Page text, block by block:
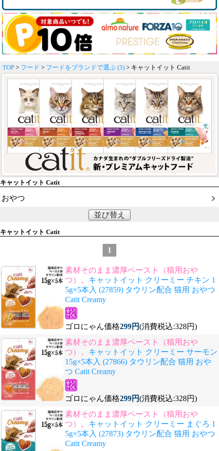
TOP > フード > フードをブランドで選ぶ (3) > キャットイット Catit
キャットイット Catit
おやつ
並び替え
キャットイット Catit
1
素材そのまま濃厚ペースト（猫用おや
つ）。 キャットイット クリーミー チキン 1
5g×5本入 (27859) タウリン配合 猫用 おやつ
Catit Creamy
ゴロにゃん価格299円(消費税込:328円)
素材そのまま濃厚ペースト（猫用おや
つ）。 キャットイット クリーミー サーモン
15g×5本入 (27866) タウリン配合 猫用 おや
つ Catit Creamy
ゴロにゃん価格299円(消費税込:328円)
素材そのまま濃厚ペースト（猫用おや
つ）。 キャットイット クリーミー まぐろ 1
5g×5本入 (27873) タウリン配合 猫用 おやつ
Catit Creamy